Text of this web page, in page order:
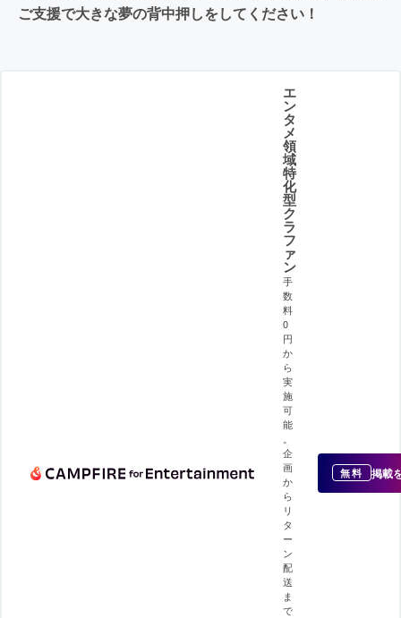
ご支援で大きな夢の背中押しをしてください！
エ
ン
タ
メ
領
域
特
化
型
ク
ラ
フ
ァ
ン
手
数
料
0
円
か
ら
実
施
可
能
企
画
か
ら
リ
タ
ー
ン
配
送
ま
で
無料 掲載